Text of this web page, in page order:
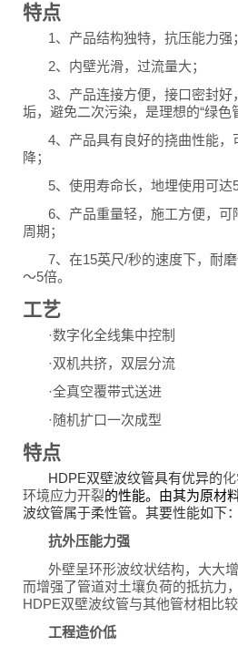
特点
1、产品结构独特，抗压能力强；
2、内壁光滑，过流量大；
3、产品连接方便，接口密封
垢，避免二次污染，是理想的“绿色
4、产品具有良好的挠曲性能
降；
5、使用寿命长，地埋使用可达
6、产品重量轻，施工方便，
周期；
7、在15英尺/秒的速度下，耐
～5倍。
工艺
·数字化全线集中控制
·双机共挤，双层分流
·全真空覆带式送进
·随机扩口一次成型
特点
HDPE双壁波纹管具有优异的
环境应力开裂的性能。由其为原材
波纹管属于柔性管。其要性能如下：
抗外压能力强
外壁呈环形波纹状结构，大大
而增强了管道对土壤负荷的抵抗力
HDPE双壁波纹管与其他管材相比较
工程造价低